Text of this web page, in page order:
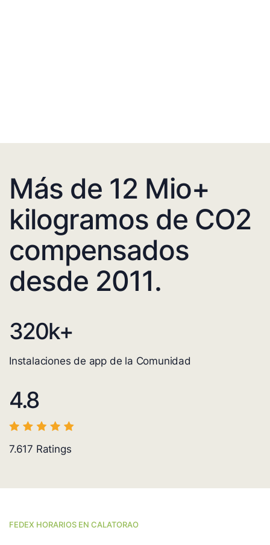
Más de 12 Mio+
kilogramos de CO2
compensados
desde 2011.
320k+
Instalaciones de app de la Comunidad
4.8
7.617 Ratings
FEDEX HORARIOS EN CALATORAO